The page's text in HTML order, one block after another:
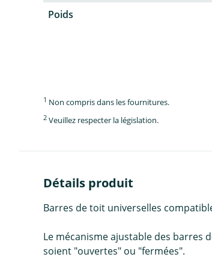
Poids
1 Non compris dans les fournitures.
2 Veuillez respecter la législation.
Détails produit
Barres de toit universelles
Le mécanisme ajustable des barres
soient "ouvertes" ou "fermées".